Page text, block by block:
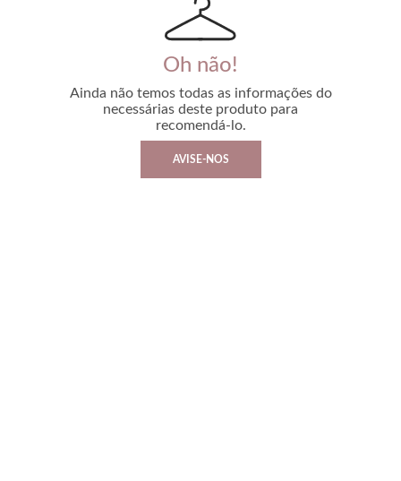
Oh não!
Ainda não temos todas as informações do
necessárias deste produto para
recomendá-lo.
AVISE-NOS